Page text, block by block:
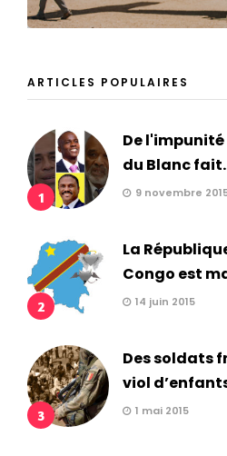
ARTICLES POPULAIRES
1
De
du Blanc
9 novembre
2
La
Congo est
14 juin 2015
3
Des soldats
viol
1 mai 2015